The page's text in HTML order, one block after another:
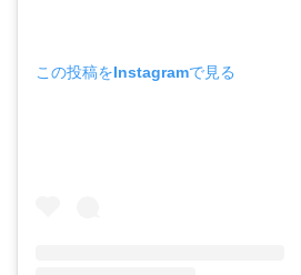
この投稿をInstagramで見る